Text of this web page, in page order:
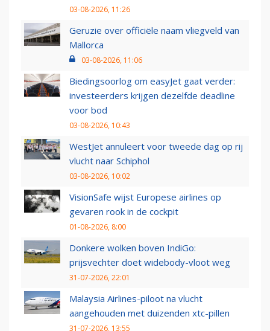
03-08-2026, 11:26
Geruzie over officiële naam vliegveld van
Mallorca
03-08-2026, 11:06
Biedingsoorlog om easyJet gaat verder:
investeerders krijgen dezelfde deadline
voor bod
03-08-2026, 10:43
WestJet annuleert voor tweede dag op rij
vlucht naar Schiphol
03-08-2026, 10:02
VisionSafe wijst Europese airlines op
gevaren rook in de cockpit
01-08-2026, 8:00
Donkere wolken boven IndiGo:
prijsvechter doet widebody-vloot weg
31-07-2026, 22:01
Malaysia Airlines-piloot na vlucht
aangehouden met duizenden xtc-pillen
31-07-2026, 13:55